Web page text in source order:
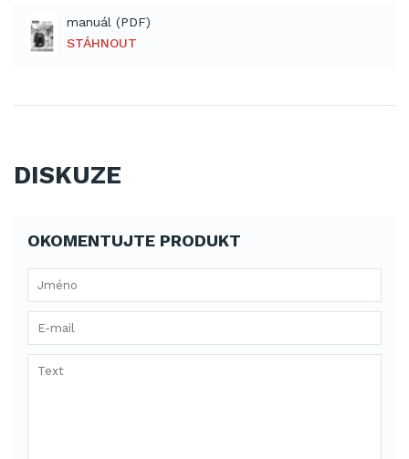
manuál (PDF)
STÁHNOUT
DISKUZE
OKOMENTUJTE PRODUKT